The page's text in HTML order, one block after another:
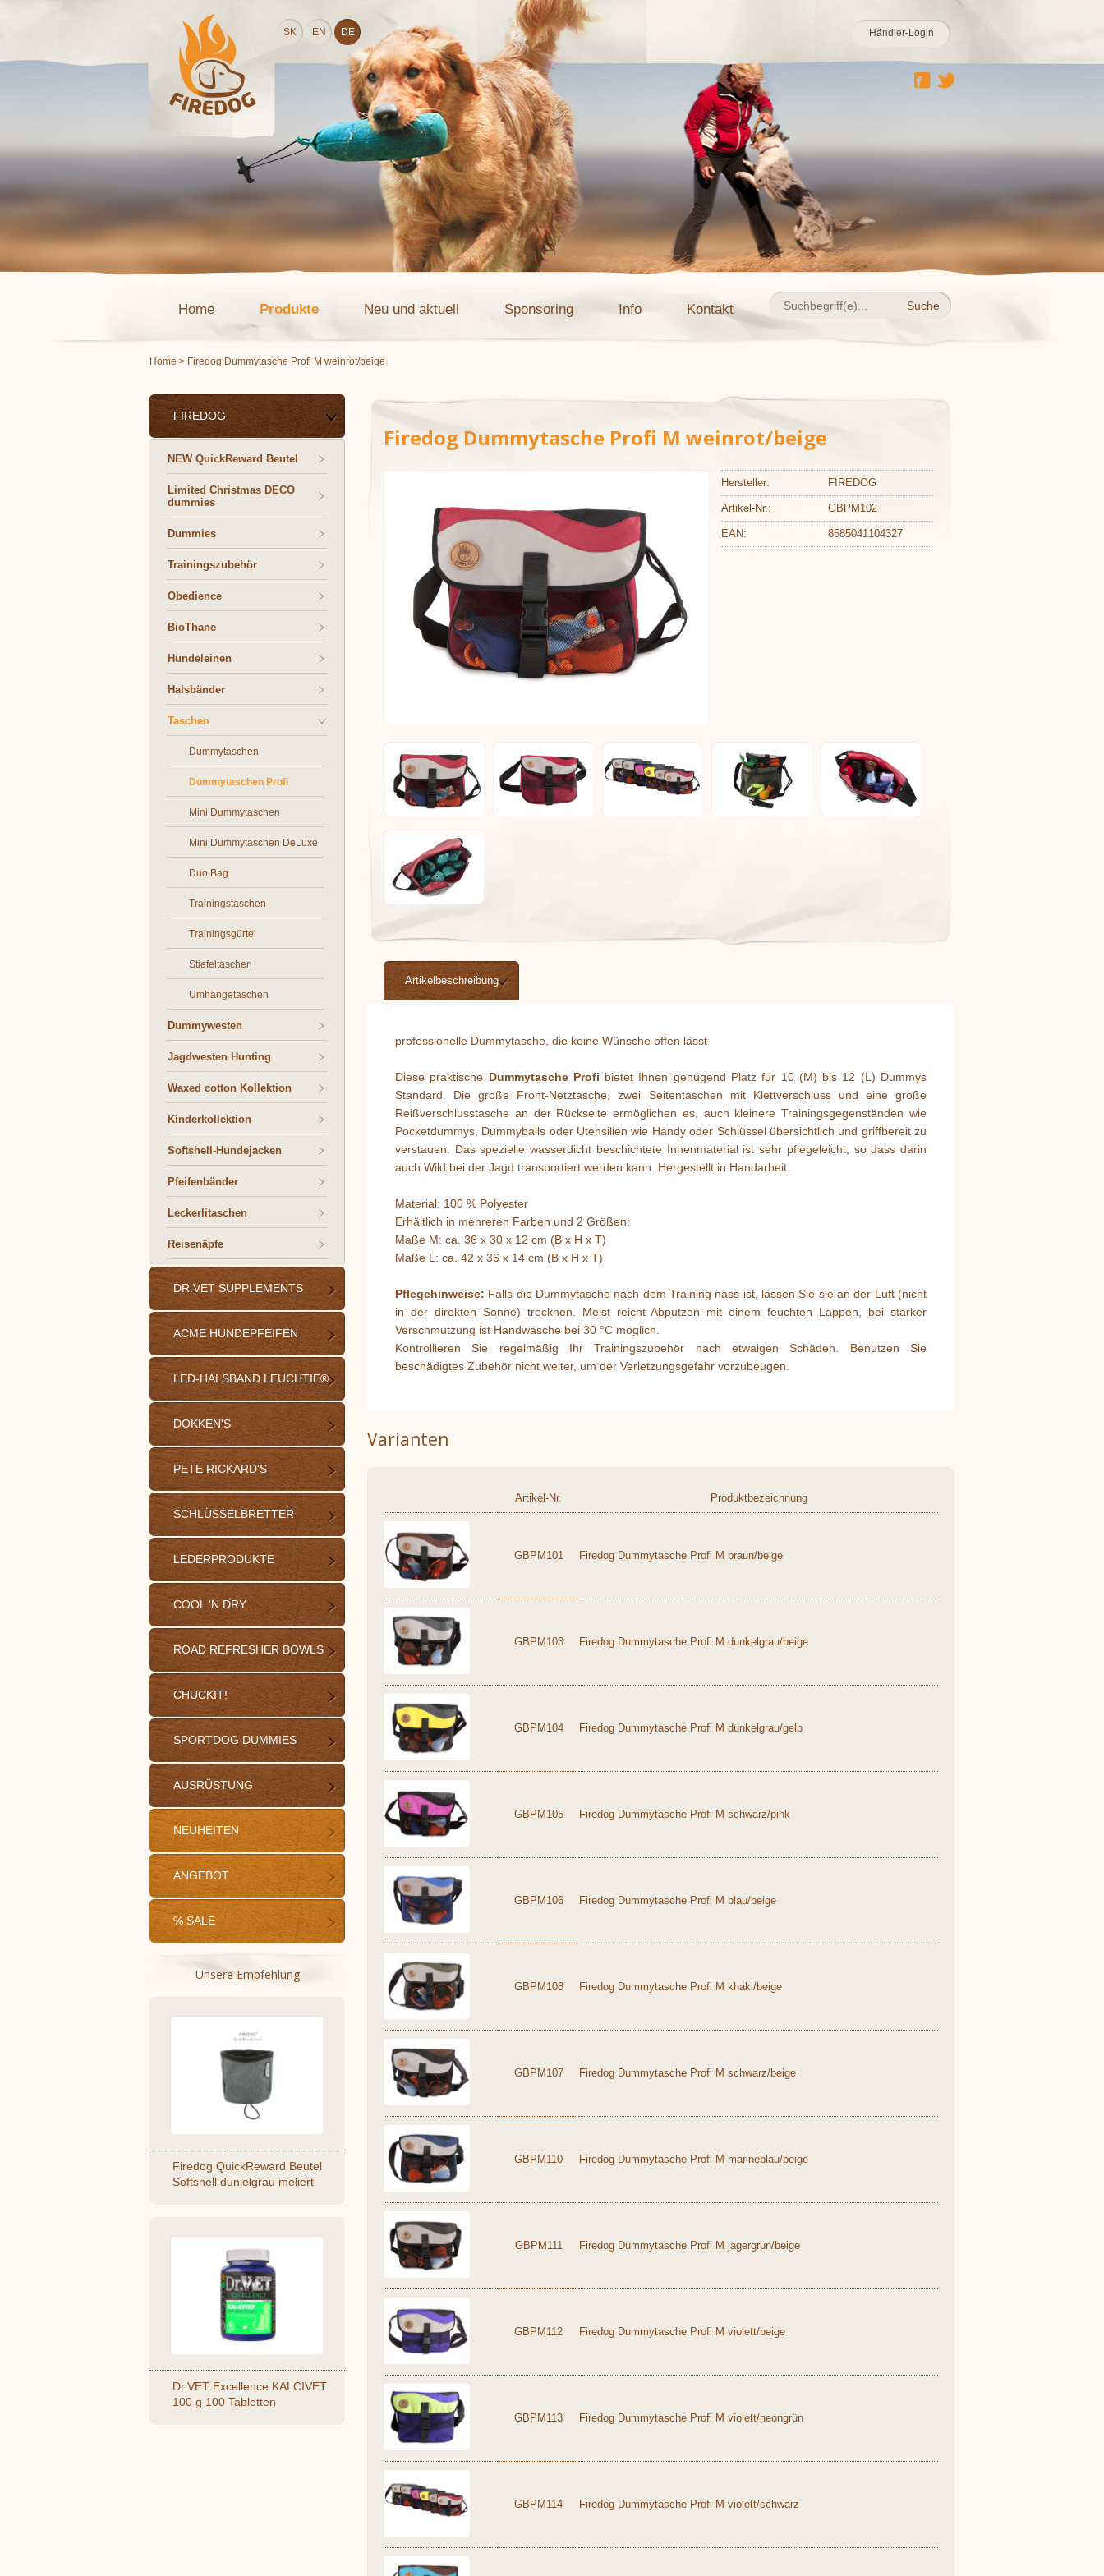
SK EN DE Händler-Login
Home Produkte Neu und aktuell Sponsoring Info Kontakt
Home > Firedog Dummytasche Profi M weinrot/beige
FIREDOG
NEW QuickReward Beutel
Limited Christmas DECO
dummies
Dummies
Trainingszubehör
Obedience
BioThane
Hundeleinen
Halsbänder
Taschen
Dummytaschen
Dummytaschen Profi
Mini Dummytaschen
Mini Dummytaschen DeLuxe
Duo Bag
Trainingstaschen
Trainingsgürtel
Stiefeltaschen
Umhängetaschen
Dummywesten
Jagdwesten Hunting
Waxed cotton Kollektion
Kinderkollektion
Softshell-Hundejacken
Pfeifenbänder
Leckerlitaschen
Reisenäpfe
DR.VET SUPPLEMENTS
ACME HUNDEPFEIFEN
LED-HALSBAND LEUCHTIE®
DOKKEN'S
PETE RICKARD'S
SCHLÜSSELBRETTER
LEDERPRODUKTE
COOL 'N DRY
ROAD REFRESHER BOWLS
CHUCKIT!
SPORTDOG DUMMIES
AUSRÜSTUNG
NEUHEITEN
ANGEBOT
% SALE
Unsere Empfehlung
Firedog QuickReward Beutel
Softshell dunielgrau meliert
Dr.VET Excellence KALCIVET
100 g 100 Tabletten
Firedog Dummytasche Profi M weinrot/beige
Hersteller: FIREDOG
Artikel-Nr.: GBPM102
EAN: 8585041104327
Artikelbeschreibung
professionelle Dummytasche, die keine Wünsche offen lässt
Diese praktische Dummytasche Profi bietet Ihnen genügend Platz für 10 (M) bis 12 (L) Dummys
Standard. Die große Front-Netztasche, zwei Seitentaschen mit Klettverschluss und eine große
Reißverschlusstasche an der Rückseite ermöglichen es, auch kleinere Trainingsgegenständen wie
Pocketdummys, Dummyballs oder Utensilien wie Handy oder Schlüssel übersichtlich und griffbereit zu
verstauen. Das spezielle wasserdicht beschichtete Innenmaterial ist sehr pflegeleicht, so dass darin
auch Wild bei der Jagd transportiert werden kann. Hergestellt in Handarbeit.
Material: 100 % Polyester
Erhältlich in mehreren Farben und 2 Größen:
Maße M: ca. 36 x 30 x 12 cm (B x H x T)
Maße L: ca. 42 x 36 x 14 cm (B x H x T)
Pflegehinweise: Falls die Dummytasche nach dem Training nass ist, lassen Sie sie an der Luft (nicht
in der direkten Sonne) trocknen. Meist reicht Abputzen mit einem feuchten Lappen, bei starker
Verschmutzung ist Handwäsche bei 30 °C möglich.
Kontrollieren Sie regelmäßig Ihr Trainingszubehör nach etwaigen Schäden. Benutzen Sie
beschädigtes Zubehör nicht weiter, um der Verletzungsgefahr vorzubeugen.
Varianten
Artikel-Nr. Produktbezeichnung
GBPM101 Firedog Dummytasche Profi M braun/beige
GBPM103 Firedog Dummytasche Profi M dunkelgrau/beige
GBPM104 Firedog Dummytasche Profi M dunkelgrau/gelb
GBPM105 Firedog Dummytasche Profi M schwarz/pink
GBPM106 Firedog Dummytasche Profi M blau/beige
GBPM108 Firedog Dummytasche Profi M khaki/beige
GBPM107 Firedog Dummytasche Profi M schwarz/beige
GBPM110 Firedog Dummytasche Profi M marineblau/beige
GBPM111 Firedog Dummytasche Profi M jägergrün/beige
GBPM112 Firedog Dummytasche Profi M violett/beige
GBPM113 Firedog Dummytasche Profi M violett/neongrün
GBPM114 Firedog Dummytasche Profi M violett/schwarz